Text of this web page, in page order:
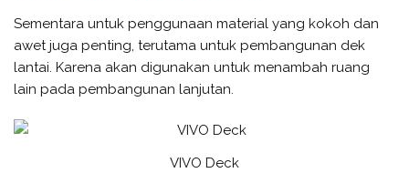
Sementara untuk penggunaan material yang kokoh dan
awet juga penting, terutama untuk pembangunan dek
lantai. Karena akan digunakan untuk menambah ruang
lain pada pembangunan lanjutan.
VIVO Deck